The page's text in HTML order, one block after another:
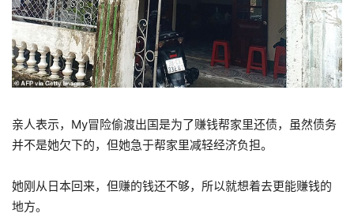
亲人表示，My冒险偷渡出国是为了赚钱帮家里还债，虽然债务
并不是她欠下的，但她急于帮家里减轻经济负担。
她刚从日本回来，但赚的钱还不够，所以就想着去更能赚钱的
地方。